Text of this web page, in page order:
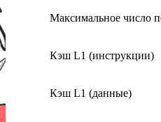
Максимальное число
Кэш L1 (инструкции)
Кэш L1 (данные)